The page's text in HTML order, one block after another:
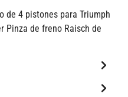
de 4 pistones para Triumph
Pinza de freno Raisch de